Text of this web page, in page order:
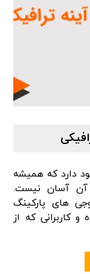
دارد که همیشه
آن آسان نیست.
های پارکینگ
کاربرانی که از